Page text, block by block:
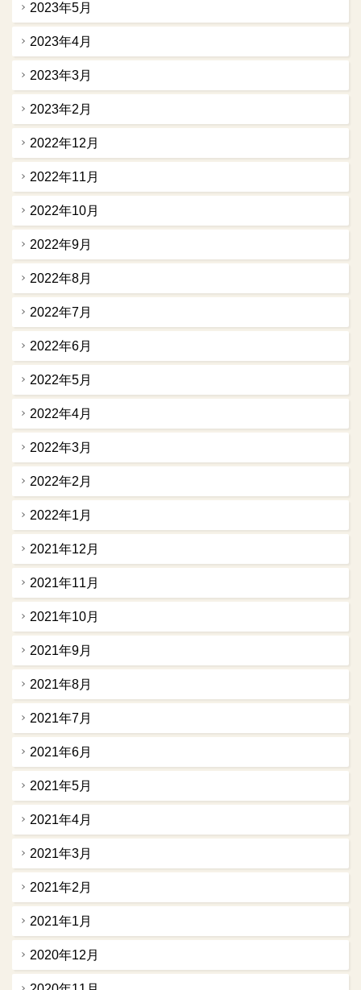
2023年5月
2023年4月
2023年3月
2023年2月
2022年12月
2022年11月
2022年10月
2022年9月
2022年8月
2022年7月
2022年6月
2022年5月
2022年4月
2022年3月
2022年2月
2022年1月
2021年12月
2021年11月
2021年10月
2021年9月
2021年8月
2021年7月
2021年6月
2021年5月
2021年4月
2021年3月
2021年2月
2021年1月
2020年12月